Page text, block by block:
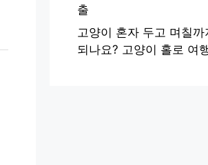
출
고양이 혼자 두고 며칠
되나요? 고양이 홀로 여